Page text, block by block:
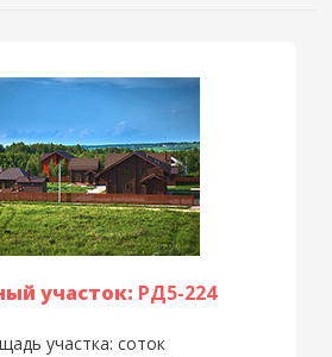
участок: РД5-224
участка: соток